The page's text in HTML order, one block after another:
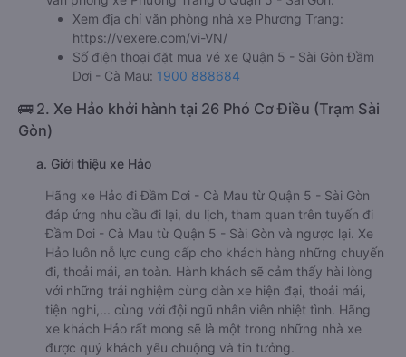
Xem địa chỉ văn phòng nhà xe Phương Trang:
https://vexere.com/vi-VN/
Số điện thoại đặt mua vé xe Quận 5 - Sài Gòn Đầm
Dơi - Cà Mau: 1900 888684
🚌 2. Xe Hảo khởi hành tại 26 Phó Cơ Điều (Trạm Sài
Gòn)
a. Giới thiệu xe Hảo
Hãng xe Hảo đi Đầm Dơi - Cà Mau từ Quận 5 - Sài Gòn
đáp ứng nhu cầu đi lại, du lịch, tham quan trên tuyến đi
Đầm Dơi - Cà Mau từ Quận 5 - Sài Gòn và ngược lại. Xe
Hảo luôn nỗ lực cung cấp cho khách hàng những chuyến
đi, thoải mái, an toàn. Hành khách sẽ cảm thấy hài lòng
với những trải nghiệm cùng dàn xe hiện đại, thoải mái,
tiện nghi,... cùng với đội ngũ nhân viên nhiệt tình. Hãng
xe khách Hảo rất mong sẽ là một trong những nhà xe
được quý khách yêu chuộng và tin tưởng.